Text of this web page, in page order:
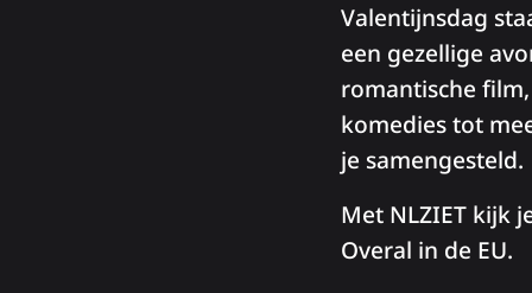
Valentijnsdag
een gezellige
romantische
komedies tot
je samengesteld.
Met NLZIET kijk
Overal in de EU.